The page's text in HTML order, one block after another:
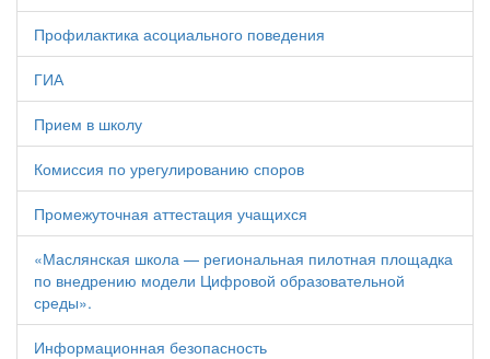
Профилактика асоциального поведения
ГИА
Прием в школу
Комиссия по урегулированию споров
Промежуточная аттестация учащихся
«Маслянская школа — региональная пилотная площадка
по внедрению модели Цифровой образовательной
среды».
Информационная безопасность